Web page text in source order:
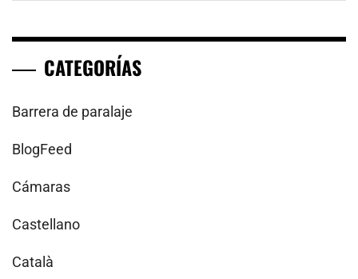
CATEGORÍAS
Barrera de paralaje
BlogFeed
Cámaras
Castellano
Català